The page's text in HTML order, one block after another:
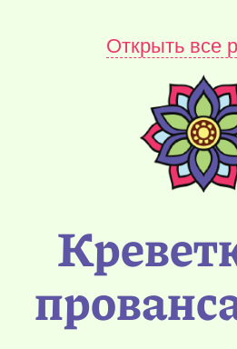
Открыть все